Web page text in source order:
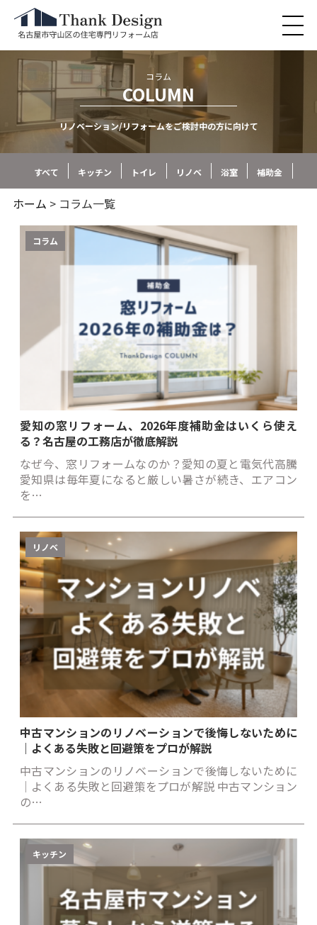
コラム
COLUMN
リノベーション/リフォームをご検討中の方に向けて
すべて キッチン トイレ リノベ 浴室 補助金
ホーム > コラム一覧
コラム
愛知の窓リフォーム、2026年度補助金はいくら使え
る？名古屋の工務店が徹底解説
なぜ今、窓リフォームなのか？愛知の夏と電気代高騰
愛知県は毎年夏になると厳しい暑さが続き、エアコン
を…
リノベ
中古マンションのリノベーションで後悔しないために
｜よくある失敗と回避策をプロが解説
中古マンションのリノベーションで後悔しないために
｜よくある失敗と回避策をプロが解説 中古マンション
の…
キッチン